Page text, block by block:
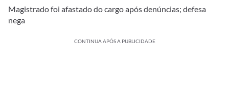
Magistrado foi afastado do cargo após denúncias; defesa
nega
CONTINUA APÓS A PUBLICIDADE